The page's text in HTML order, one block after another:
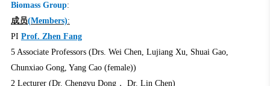
Biomass Group:
成员(Members):
PI Prof. Zhen Fang
5 Associate Professors (Drs. Wei Chen, Lujiang Xu, Shuai Gao,
Chunxiao Gong, Yang Cao (female))
2 Lecturer (Dr. Chengyu Dong， Dr. Lin Chen)